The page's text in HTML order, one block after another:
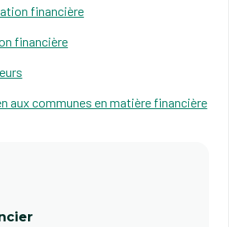
financière
financière
aux communes en matière financière